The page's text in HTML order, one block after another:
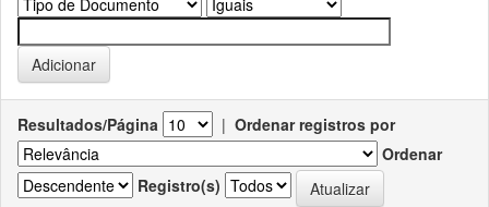
Resultados/Página | Ordenar registros por
Ordenar
Registro(s)